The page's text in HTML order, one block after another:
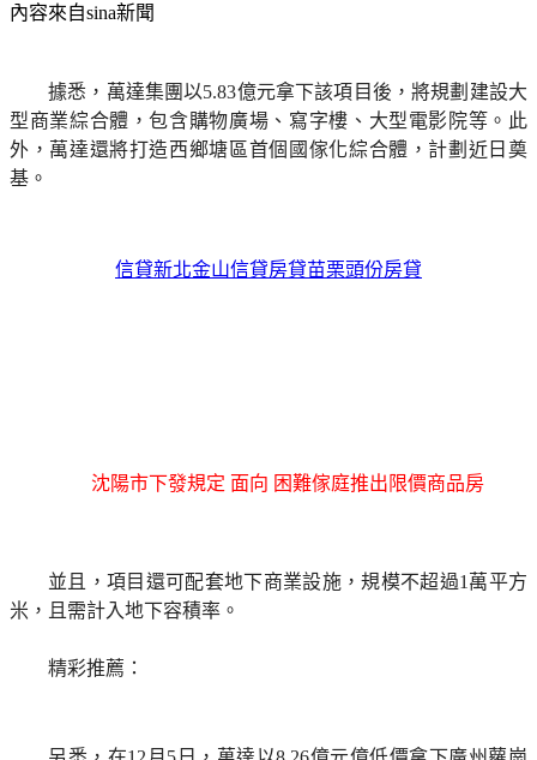
內容來自sina新聞
據悉，萬達集團以5.83億元拿下該項目後，將規劃建設大
型商業綜合體，包含購物廣場、寫字樓、大型電影院等。此
外，萬達還將打造西鄉塘區首個國傢化綜合體，計劃近日奠
基。
信貸新北金山信貸房貸苗栗頭份房貸
沈陽市下發規定 面向 困難傢庭推出限價商品房
並且，項目還可配套地下商業設施，規模不超過1萬平方
米，且需計入地下容積率。
精彩推薦：